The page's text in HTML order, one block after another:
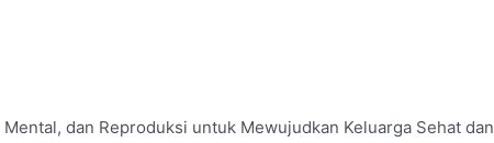
dan Reproduksi untuk Mewujudkan Keluarga Sehat dan